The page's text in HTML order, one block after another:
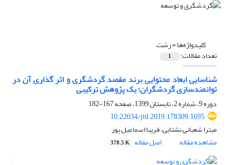
کلیدواژه‌ها =رشت
تعداد مقالات: 1
شناسایی ابعاد محتوایی برند مقصد گردشگری و اثر گذاری آن در
توانمندسازی گردشگران؛ یک پژوهش ترکیبی
دوره 9، شماره 2، تابستان 1399، صفحه
167-182
10.22034/jtd.2019.178309.1695
میترا شعبانی نشتایی، فریبا اسماعیل پور
مشاهده مقاله
اصل مقاله 378.5 K